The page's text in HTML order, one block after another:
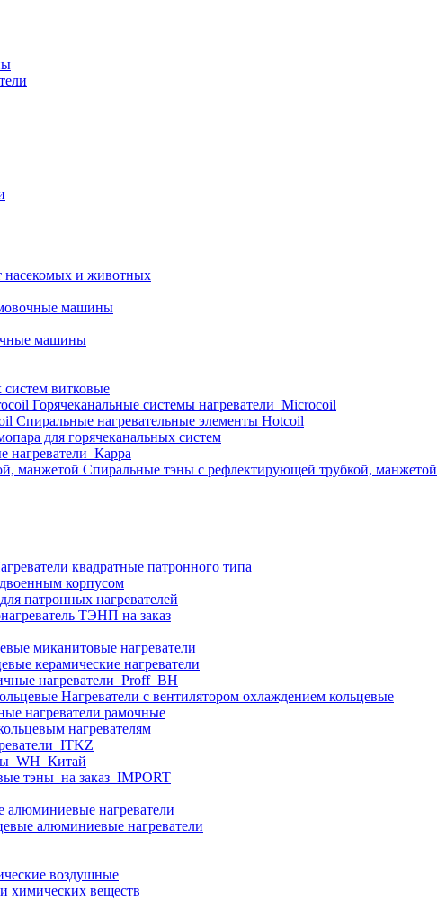
насекомых и животных
машины
машины
систем витковые
Горячеканальные системы нагреватели_Microcoil
Спиральные нагревательные элементы Hotcoil
для горячеканальных систем
нагреватели_Карра
Спиральные тэны с рефлектирующей трубкой, манжетой
квадратные патронного типа
корпусом
патронных нагревателей
ТЭНП на заказ
миканитовые нагреватели
керамические нагреватели
нагреватели_Proff_BH
Нагреватели с вентилятором охлаждением кольцевые
нагреватели рамочные
нагревателям
тэны_на заказ_IMPORT
алюминиевые нагреватели
алюминиевые нагреватели
воздушные
химических веществ